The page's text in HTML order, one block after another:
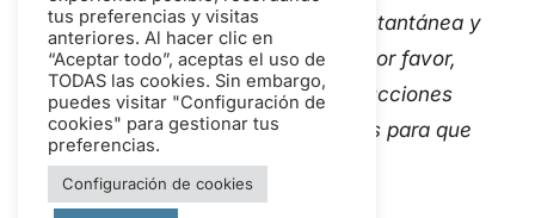
traducir el contenido de forma instantánea y
automática a varios idiomas. Por favor,
ContáctanosSi detectas traducciones
automáticas inexactas, avísanos para que
podamos corregirlas.
tus preferencias y visitas
anteriores. Al hacer clic en
“Aceptar todo”, aceptas el uso de
TODAS las cookies. Sin embargo,
puedes visitar "Configuración de
cookies" para gestionar tus
preferencias.
Configuración de cookies